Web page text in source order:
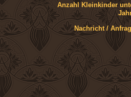
Anzahl Kleinkinder
Nachricht /